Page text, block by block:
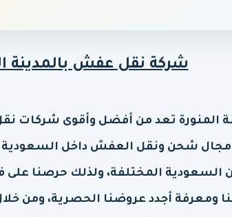
شركة نقل عفش بالمدينة
المنورة تعد من أفضل وأقوى شركات
مجال شحن ونقل العفش داخل السعودية
السعودية المختلفة، ولذلك حرصنا
ومعرفة أجدد عروضنا الحصرية، ومن